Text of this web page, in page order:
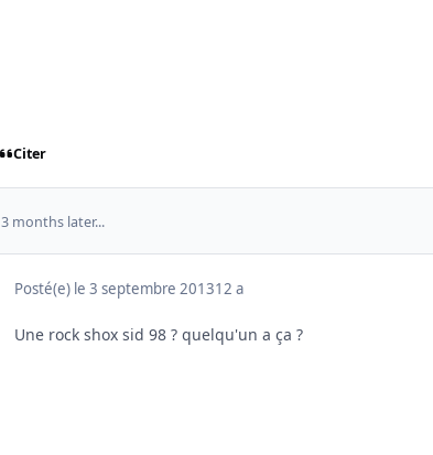
Citer
3 months later...
Posté(e) le 3 septembre 201312 a
Une rock shox sid 98 ? quelqu'un a ça ?